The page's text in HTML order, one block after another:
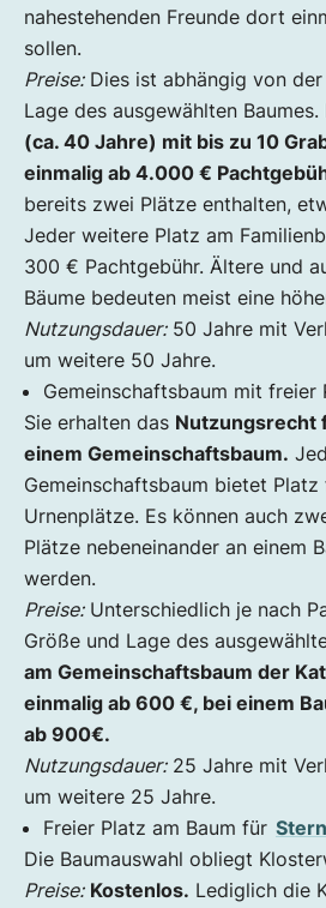
nahestehenden Freunde dort
sollen.
Preise:Dies ist abhängig von
Lage des ausgewählten Baumes.
(ca. 40 Jahre) mit bis zu 10
einmalig ab 4.000 €
bereits zwei Plätze enthalten,
Jeder weitere Platz am
300 € Pachtgebühr. Ältere und
Bäume bedeuten meist eine
Nutzungsdauer:50 Jahre mit
um weitere 50 Jahre.
Gemeinschaftsbaum mit freier
Sie erhalten das Nutzungsrecht
einem Gemeinschaftsbaum.
Gemeinschaftsbaum bietet Platz
Urnenplätze. Es können auch
Plätze nebeneinander an einem
werden.
Preise:Unterschiedlich je nach
Größe und Lage des
am Gemeinschaftsbaum der
einmalig ab 600 €, bei einem
ab 900€.
Nutzungsdauer:25 Jahre mit
um weitere 25 Jahre.
Freier Platz am Baum für
Die Baumauswahl obliegt
Preise: Kostenlos. Lediglich die